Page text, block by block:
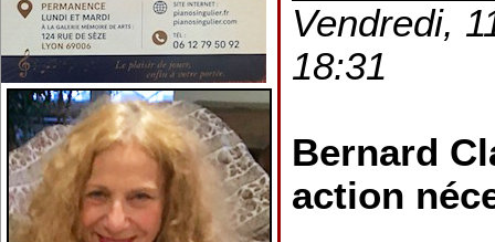
Vendredi,
18:31
Bernard
action